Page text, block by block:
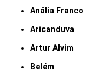
Anália Franco
Aricanduva
Artur Alvim
Belém